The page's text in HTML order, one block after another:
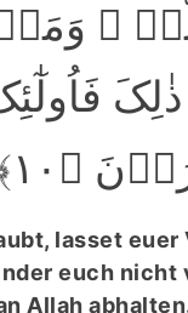
﴿۱۰﴾
lasset euer
euch nicht
Allah